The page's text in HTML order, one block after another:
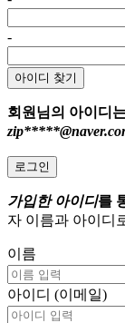
-
아이디 찾기
회원님의 아이디
로그인
가입한 아이디를
자 이름과 아이디
이름
아이디 (이메일)